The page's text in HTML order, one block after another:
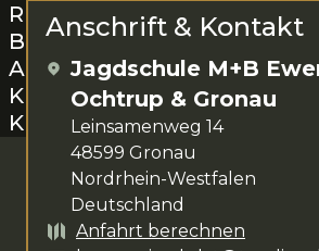
Rund um Gronaudas
Bernd Eweringsteht dir für
Anliegen zur Verfügung.
Kursangebot umfasst
Kurse
Anschrift & Kontakt
Jagdschule M+B
Ochtrup & Gronau
Leinsamenweg 14
48599 Gronau
Nordrhein-Westfalen
Deutschland
Anfahrt berechnen